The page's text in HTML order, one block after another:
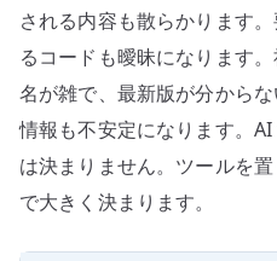
される内容も散らかります
るコードも曖昧になります
名が雑で、最新版が分から
情報も不安定になります。
は決まりません。ツールを
で大きく決まります。